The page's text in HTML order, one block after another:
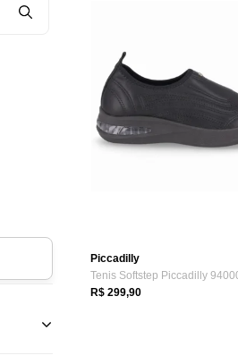
Piccadilly
R$ 299,90